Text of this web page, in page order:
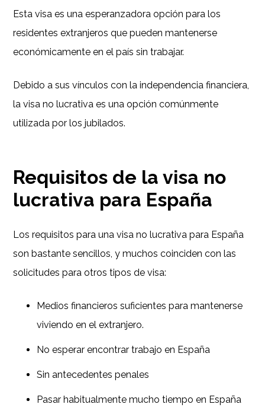
Esta visa es una esperanzadora opción para los
residentes extranjeros que pueden mantenerse
económicamente en el país sin trabajar.
Debido a sus vínculos con la independencia financiera,
la visa no lucrativa es una opción comúnmente
utilizada por los jubilados.
Requisitos de la visa no
lucrativa para España
Los requisitos para una visa no lucrativa para España
son bastante sencillos, y muchos coinciden con las
solicitudes para otros tipos de visa:
Medios financieros suficientes para mantenerse
viviendo en el extranjero.
No esperar encontrar trabajo en España
Sin antecedentes penales
Pasar habitualmente mucho tiempo en España